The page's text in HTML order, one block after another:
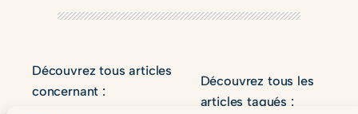
Découvrez tous articles
concernant :
Découvrez tous les
articles tagués :